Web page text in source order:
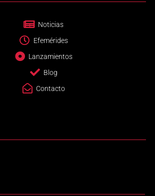
Noticias
Efemérides
Lanzamientos
Blog
Contacto